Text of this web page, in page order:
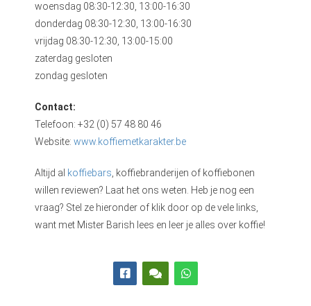
woensdag 08:30-12:30, 13:00-16:30
donderdag 08:30-12:30, 13:00-16:30
vrijdag 08:30-12:30, 13:00-15:00
zaterdag gesloten
zondag gesloten
Contact:
Telefoon: +32 (0) 57 48 80 46
Website: www.koffiemetkarakter.be
Altijd al koffiebars , koffiebranderijen of koffiebonen
willen reviewen? Laat het ons weten. Heb je nog een
vraag? Stel ze hieronder of klik door op de vele links,
want met Mister Barish lees en leer je alles over koffie!